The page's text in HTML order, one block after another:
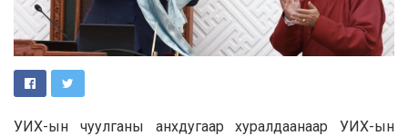
УИХ-ын чуулганы анхдугаар хуралдаанаар УИХ-ын